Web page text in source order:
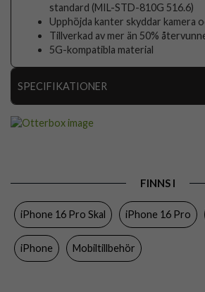
standard (MIL-STD-810G 516.6)
Upphöjda kanter skyddar kamera
Tillverkad av mer än 50%
5G-kompatibla material
SPECIFIKATIONER
MagSafe-
Färg
Material
Varumärke
FINNS I
iPhone 16 Pro Skal iPhone 16 Pro
iPhone Mobiltillbehör